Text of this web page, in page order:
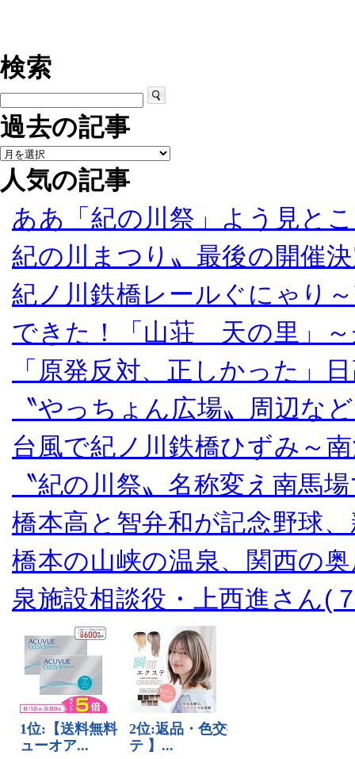
検索
過去の記事
人気の記事
ああ「紀の川祭」よう見と
紀の川まつり〟最後の開催
紀ノ川鉄橋レールぐにゃり
できた！「山荘 天の里」～
「原発反対、正しかった」
〝やっちょん広場〟周辺な
台風で紀ノ川鉄橋ひずみ～
〝紀の川祭〟名称変え南馬
橋本高と智弁和が記念野球
橋本の山峡の温泉、関西の
泉施設相談役・上西進さん(